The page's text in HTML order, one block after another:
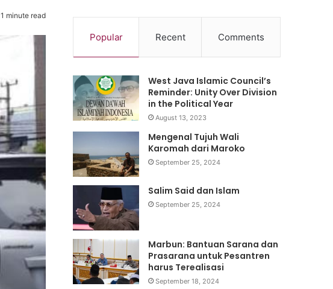
1 minute read
Popular Recent Comments
West Java Islamic Council’s
Reminder: Unity Over Division
in the Political Year
August 13, 2023
Mengenal Tujuh Wali
Karomah dari Maroko
September 25, 2024
Salim Said dan Islam
September 25, 2024
Marbun: Bantuan Sarana dan
Prasarana untuk Pesantren
harus Terealisasi
September 18, 2024